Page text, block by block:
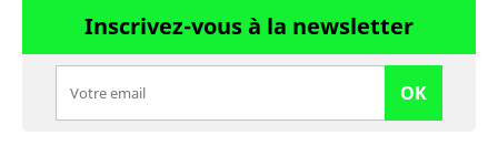
Inscrivez-vous à la newsletter
OK